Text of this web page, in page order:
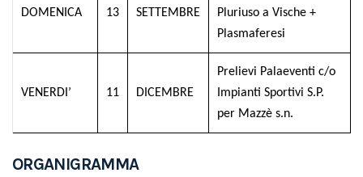
DOMENICA 13 SETTEMBRE
Pluriuso a Vische +
Plasmaferesi
VENERDI’ 11 DICEMBRE
Prelievi Palaeventi c/o
Impianti Sportivi S.P.
per Mazzè s.n.
ORGANIGRAMMA